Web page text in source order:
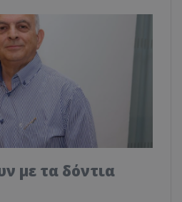
με τα δόντια